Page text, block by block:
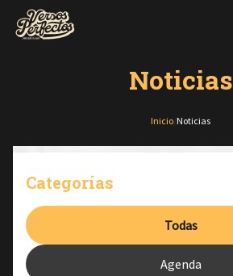
Noticias
Inicio Noticias
Categorías
Todas
Agenda